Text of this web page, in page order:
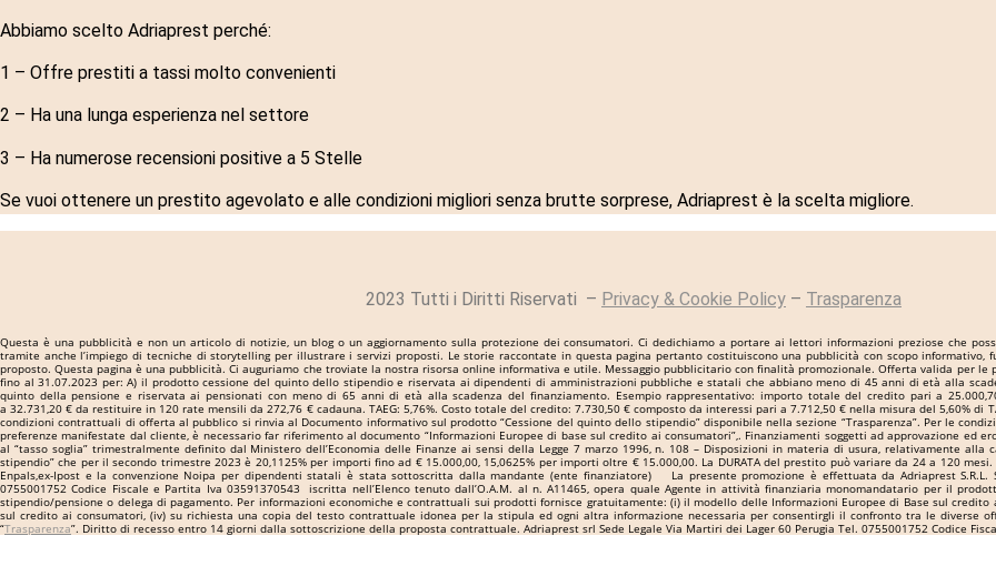
Abbiamo scelto Adriaprest perché:
1 – Offre prestiti a tassi molto convenienti
2 – Ha una lunga esperienza nel settore
3 – Ha numerose recensioni positive a 5 Stelle
Se vuoi ottenere un prestito agevolato e alle condizioni migliori senza brutte sorprese, Adriaprest è la scelta migliore.
2023 Tutti i Diritti Riservati – Privacy & Cookie Policy – Trasparenza
Questa è una pubblicità e non un articolo di notizie, un blog o un aggiornamento sulla protezione dei consumatori. Ci dedichiamo a portare ai lettori informazioni preziose che
tramite anche l’impiego di tecniche di storytelling per illustrare i servizi proposti. Le storie raccontate in questa pagina pertanto costituiscono una pubblicità con scopo informativo,
proposto. Questa pagina è una pubblicità. Ci auguriamo che troviate la nostra risorsa online informativa e utile. Messaggio pubblicitario con finalità promozionale. Offerta valida per
fino al 31.07.2023 per: A) il prodotto cessione del quinto dello stipendio e riservata ai dipendenti di amministrazioni pubbliche e statali che abbiano meno di 45 anni di età alla
quinto della pensione e riservata ai pensionati con meno di 65 anni di età alla scadenza del finanziamento. Esempio rappresentativo: importo totale del credito pari a
a 32.731,20 € da restituire in 120 rate mensili da 272,76 € cadauna. TAEG: 5,76%. Costo totale del credito: 7.730,50 € composto da interessi pari a 7.712,50 € nella misura del 5,60% di
condizioni contrattuali di offerta al pubblico si rinvia al Documento informativo sul prodotto “Cessione del quinto dello stipendio” disponibile nella sezione “Trasparenza”. Per le
preferenze manifestate dal cliente, è necessario far riferimento al documento “Informazioni Europee di base sul credito ai consumatori”,. Finanziamenti soggetti ad approvazione ed
al “tasso soglia” trimestralmente definito dal Ministero dell’Economia delle Finanze ai sensi della Legge 7 marzo 1996, n. 108 – Disposizioni in materia di usura, relativamente alla
stipendio” che per il secondo trimestre 2023 è 20,1125% per importi fino ad € 15.000,00, 15,0625% per importi oltre € 15.000,00. La DURATA del prestito può variare da 24 a 120
Enpals,ex-Ipost e la convenzione Noipa per dipendenti statali è stata sottoscritta dalla mandante (ente finanziatore) La presente promozione è effettuata da Adriaprest S.R.L.
0755001752 Codice Fiscale e Partita Iva 03591370543 iscritta nell’Elenco tenuto dall’O.A.M. al n. A11465, opera quale Agente in attività finanziaria monomandatario per il
stipendio/pensione o delega di pagamento. Per informazioni economiche e contrattuali sui prodotti fornisce gratuitamente: (i) il modello delle Informazioni Europee di Base sul credito
sul credito ai consumatori, (iv) su richiesta una copia del testo contrattuale idonea per la stipula ed ogni altra informazione necessaria per consentirgli il confronto tra le diverse
“Trasparenza”. Diritto di recesso entro 14 giorni dalla sottoscrizione della proposta contrattuale. Adriaprest srl Sede Legale Via Martiri dei Lager 60 Perugia Tel. 0755001752 Codice